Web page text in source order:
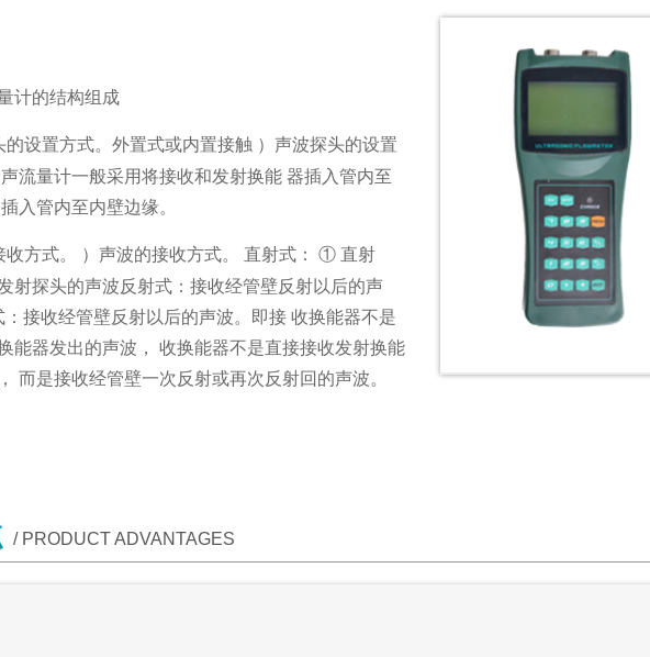
计的结构组成
的设置方式。外置式或内置接触 ）声波探头的设置
流量计一般采用将接收和发射换能 器插入管内至
入管内至内壁边缘。
收方式。 ）声波的接收方式。 直射式： ① 直射
射探头的声波反射式：接收经管壁反射以后的声
接收经管壁反射以后的声波。即接 收换能器不是
能器发出的声波， 收换能器不是直接接收发射换能
而是接收经管壁一次反射或再次反射回的声波。
/ PRODUCT ADVANTAGES